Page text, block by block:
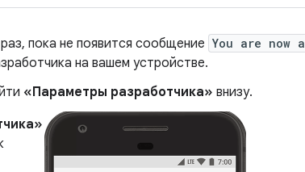
пока не появится сообщение You are now a
на вашем устройстве.
«Параметры разработчика» внизу.